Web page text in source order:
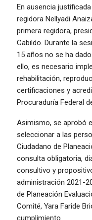
En ausencia
regidora Nellyadi
primera regidora,
Cabildo. Durante la
15 años no se ha
ello, es necesario
rehabilitación,
certificaciones y
Procuraduría Federal
Asimismo, se aprobó
seleccionar a las
Ciudadano de
consulta obligatoria,
consultivo y
administración 2021-
de Planeación
Comité, Yara Faride
cumplimiento.